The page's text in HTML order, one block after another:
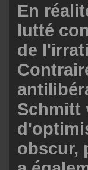
En
lutté
de
Schmitt
obscur,